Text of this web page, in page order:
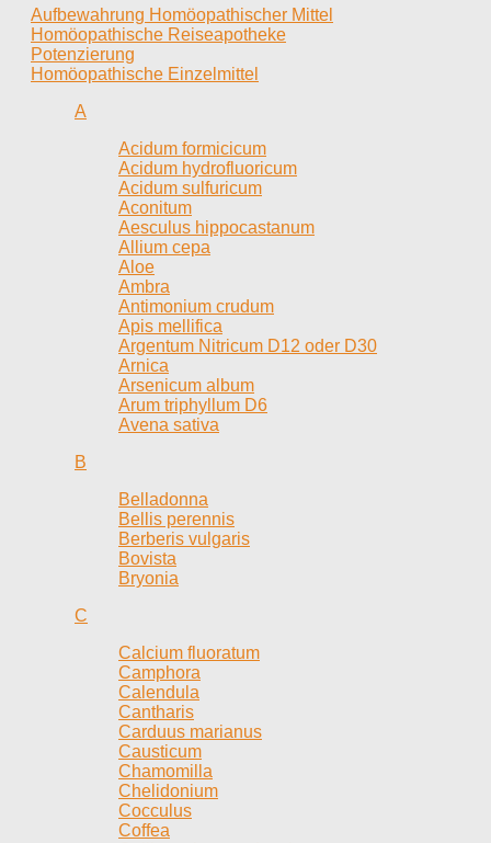
Aufbewahrung Homöopathischer Mittel
Homöopathische Reiseapotheke
Potenzierung
Homöopathische Einzelmittel
A
Acidum formicicum
Acidum hydrofluoricum
Acidum sulfuricum
Aconitum
Aesculus hippocastanum
Allium cepa
Aloe
Ambra
Antimonium crudum
Apis mellifica
Argentum Nitricum D12 oder D30
Arnica
Arsenicum album
Arum triphyllum D6
Avena sativa
B
Belladonna
Bellis perennis
Berberis vulgaris
Bovista
Bryonia
C
Calcium fluoratum
Camphora
Calendula
Cantharis
Carduus marianus
Causticum
Chamomilla
Chelidonium
Cocculus
Coffea